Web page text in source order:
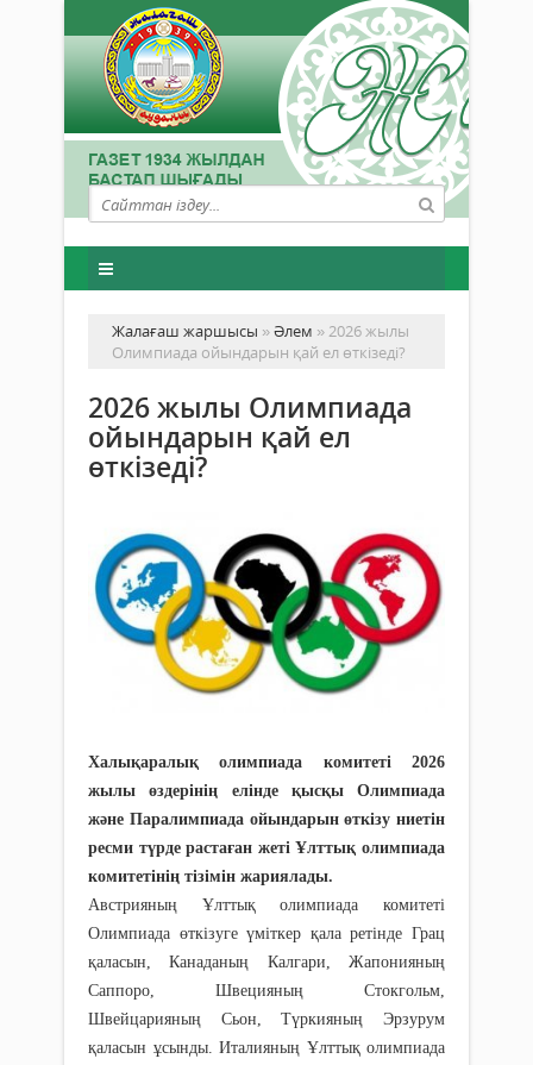
Жалағаш жаршысы »Әлем » 2026 жылы
Олимпиада ойындарын қай ел өткізеді?
2026 жылы Олимпиада
ойындарын қай ел
өткізеді?
Халықаралық олимпиада комитеті 2026
жылы өздерінің елінде қысқы Олимпиада
және Паралимпиада ойындарын өткізу ниетін
ресми түрде растаған жеті Ұлттық олимпиада
комитетінің тізімін жариялады.
Австрияның Ұлттық олимпиада комитеті
Олимпиада өткізуге үміткер қала ретінде Грац
қаласын, Канаданың Калгари, Жапонияның
Саппоро, Швецияның Стокгольм,
Швейцарияның Сьон, Түркияның Эрзурум
қаласын ұсынды. Италияның Ұлттық олимпиада